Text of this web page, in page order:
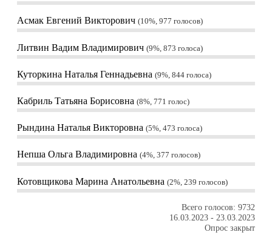
Асмак Евгений Викторович 10%, 977 голосов
Литвин Вадим Владимирович 9%, 873 голоса
Куторкина Наталья Геннадьевна 9%, 844 голоса
Кабриль Татьяна Борисовна 8%, 771 голос
Рындина Наталья Викторовна 5%, 473 голоса
Непша Ольга Владимировна 4%, 377 голосов
Котовщикова Марина Анатольевна 2%, 239 голосов
Всего голосов: 9732
16.03.2023 - 23.03.2023
Опрос закрыт